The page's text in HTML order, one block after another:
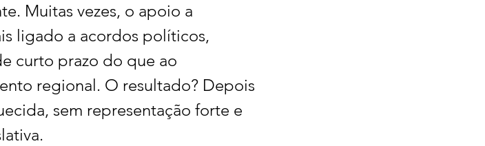
Muitas vezes, o apoio a
ligado a acordos políticos,
curto prazo do que ao
regional. O resultado? Depois
sem representação forte e